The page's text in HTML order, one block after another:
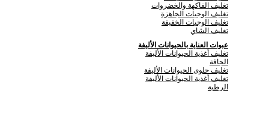
تغليف الفاكهة والخضروات
تغليف الوجبات الجاهزة
تغليف الوجبات الخفيفة
تغليف الشاي
عبوات العناية بالحيوانات الأليفة
تغليف أغذية الحيوانات الأليفة
تغليف حلوى الحيوانات الأليفة
تغليف أغذية الحيوانات الأليفة